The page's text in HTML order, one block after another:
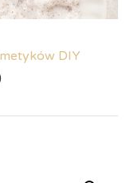
DIY